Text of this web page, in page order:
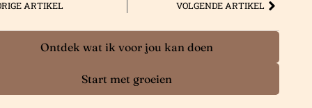
ARTIKEL VOLGENDE ARTIKEL
Ontdek wat ik voor jou kan doen
Start met groeien